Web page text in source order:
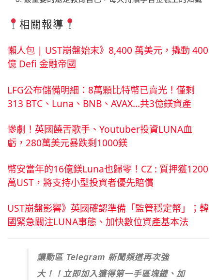
相關報導
懶人包 | UST崩盤始末》8,400 萬美元，撬動 400
億 Defi 金融帝國
LFG公布儲備明細：8萬顆比特幣已賣光！僅剩
313 BTC、Luna、BNB、AVAX…共3億鎂資產
慘劇！英國饒舌歌手、Youtuber投資LUNA血
虧，280萬美元暴跌剩1000鎂
幣安當年的16億鎂Luna也歸零！CZ : 質押獲1200
萬UST，將支持小型投資者優先賠償
UST崩盤影響》英國確認準備「監管穩定幣」；韓
國緊急關注LUNA事態、加快數位資產基本法
讓動區 Telegram 新聞頻道再次強
大！！立即加入獲得第一手區塊鏈、加